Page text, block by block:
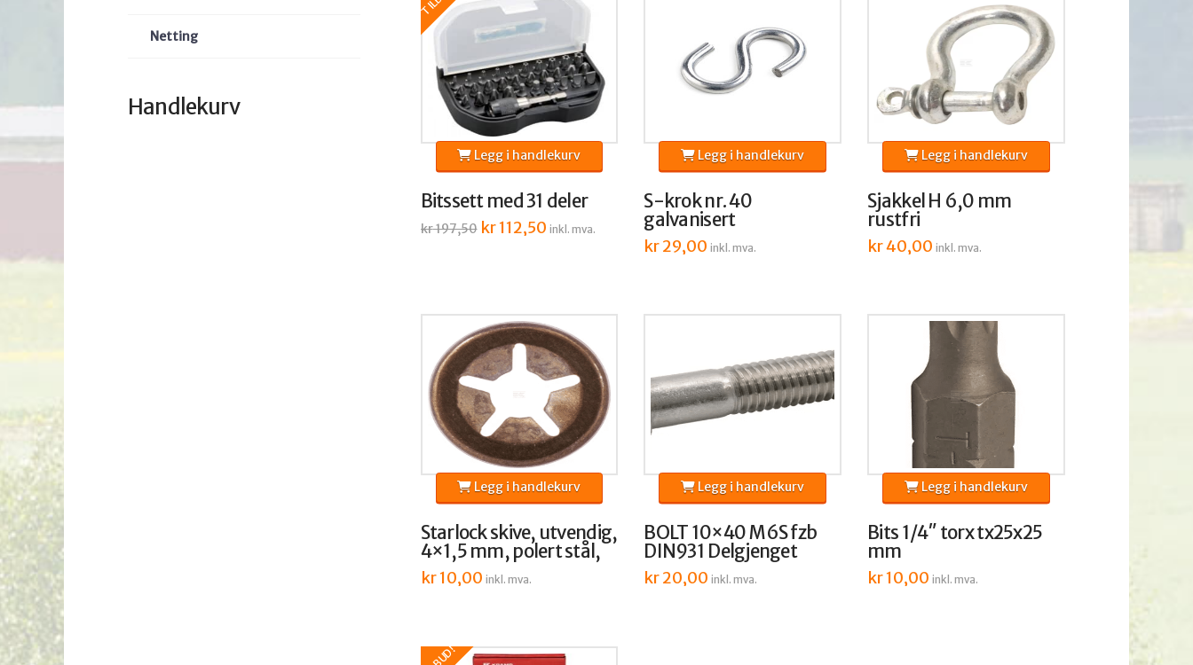
Bitssett med 31 deler
kr197,50 Opprinnelig
pris
kr112,50Nåværende
pris
inkl. mva.
Legg i handlekurv
S-krok nr. 40
galvanisert
kr29,00 inkl. mva.
Legg i handlekurv
Sjakkel H 6,0 mm
rustfri
kr40,00 inkl. mva.
Legg i handlekurv
Starlock skive, utvendig,
4×1,5 mm, polert stål,
kr10,00 inkl. mva.
Legg i handlekurv
BOLT 10×40 M6S fzb
DIN931 Delgjenget
kr20,00 inkl. mva.
Legg i handlekurv
Bits 1/4″ torx tx25x25
mm
kr10,00 inkl. mva.
Legg i handlekurv
Netting
Handlekurv